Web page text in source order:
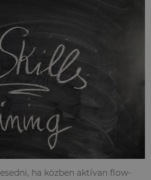
ha közben aktívan flow-